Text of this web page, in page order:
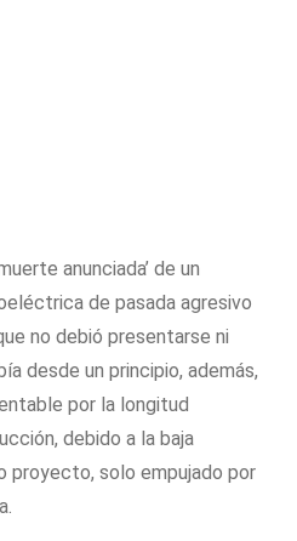
anunciada’ de un
de pasada agresivo
no debió presentarse ni
desde un principio, además,
por la longitud
debido a la baja
proyecto, solo empujado por